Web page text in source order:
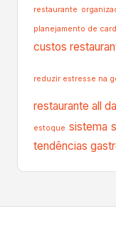
restaurante
planejamento de
custos
reduzir estresse na
restaurante all
estoque sistema
tendências